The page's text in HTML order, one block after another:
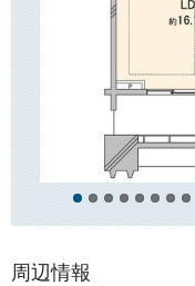
TVモニターつきオートロ
24時間有人管理（コンシェ
建物内にはゲストルームや
また、高層階（23階以上）
駅前には文京区役所「文京
飲食店やドラッグストア、
便利です。
周辺情報